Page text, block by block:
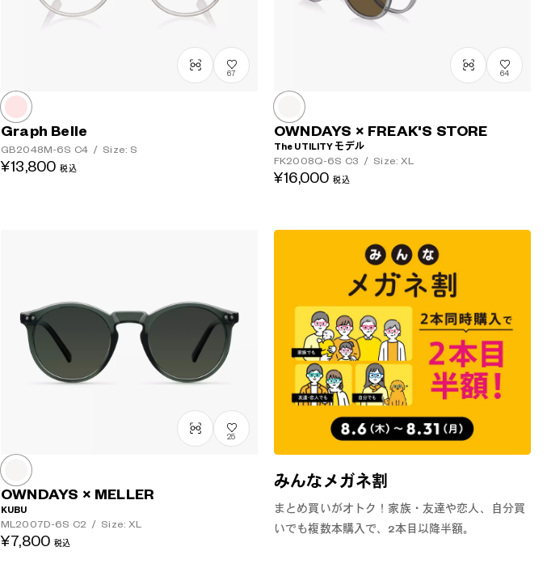
みんなメガネ割
まとめ買いがオトク！家族・友達や恋人、自分買
いでも複数本購入で、2本目以降半額。
67
Graph Belle
GB2048M-6S C4 / Size: S
¥13,800 税込
64
OWNDAYS × FREAK'S STORE
The UTILITY モデル
FK2008Q-6S C3 / Size: XL
¥16,000 税込
25
OWNDAYS × MELLER
KUBU
ML2007D-6S C2 / Size: XL
¥7,800 税込